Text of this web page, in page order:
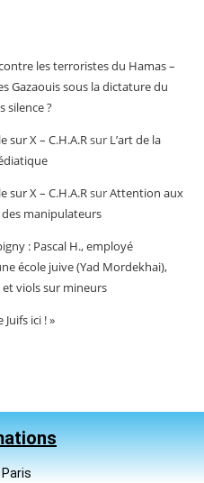
les terroristes du Hamas –
Gazaouis sous la dictature du
silence ?
sur X – C.H.A.Rsur L’art de la
sur X – C.H.A.RsurAttention aux
manipulateurs
: Pascal H., employé
école juive (Yad Mordekhai),
viols sur mineurs
Juifs ici ! »